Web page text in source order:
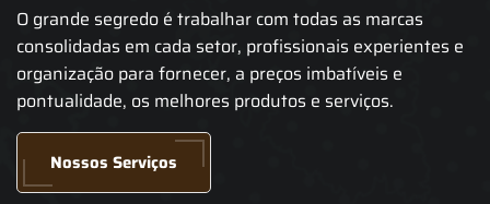
O grande segredo é trabalhar com todas as marcas
consolidadas em cada setor, profissionais experientes e
organização para fornecer, a preços imbatíveis e
pontualidade, os melhores produtos e serviços.
Nossos Serviços